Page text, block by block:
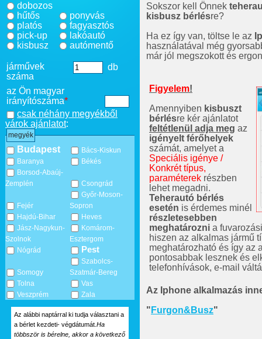
dobozos
hűtős
platós
pick-up
kisbusz
ponyvás
fagyasztós
lakóautó
autómentő
járművek
száma
db
az Ön magyar
irányítószáma*
csak néhány megyékből
várok ajánlatot:
megyék
Budapest
Bács-Kiskun
Baranya
Békés
Borsod-Abaúj-
Zemplén
Csongrád
Fejér
Győr-Moson-
Sopron
Hajdú-Bihar
Heves
Jász-Nagykun-
Szolnok
Komárom-
Esztergom
Nógrád
Pest
Somogy
Szabolcs-
Szatmár-Bereg
Tolna
Vas
Veszprém
Zala
Az alábbi naptárral ki tudja választani a
a bérlet kezdeti- végdátumát. Ha
többször is bérelne, akkor a következő
Sokszor kell Önnek
kisbusz bérlésre?
Ha ez így van, töltse le az
használatával még
már jól megszokott és
Figyelem!
Amennyiben kisbuszt
bérlésre kér ajánlatot
feltétlenül adja meg az
igényelt férőhelyek
számát, amelyet a
Speciális igénye /
Konkrét típus,
paraméterek részben
lehet megadni.
Teherautó bérlés
esetén is érdemes minél
részletesebben
meghatározni a
hiszen az alkalmas jármű
meghatározható és így az
pontosabbak lesznek és
telefonhívások, e-mail
Az Iphone alkalmazás
" Furgon&Busz"